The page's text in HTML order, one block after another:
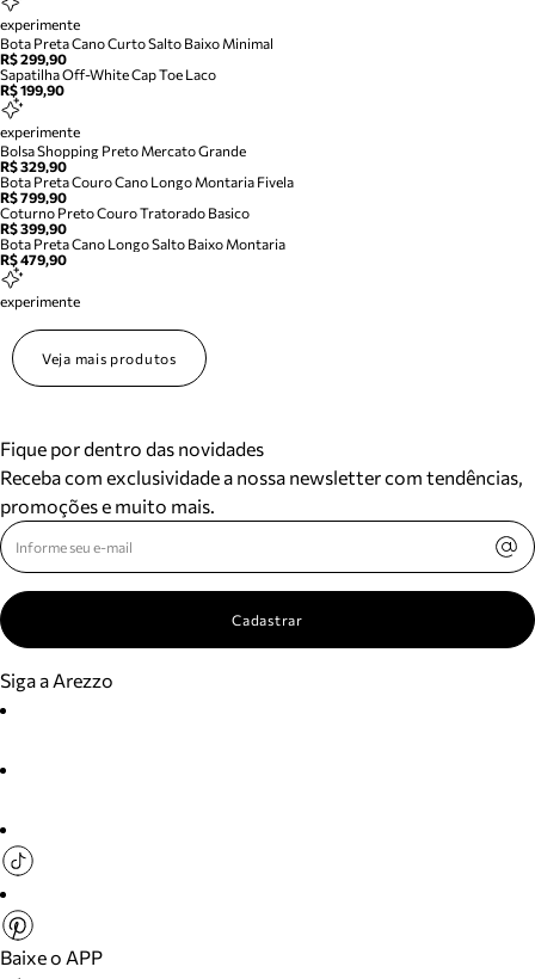
experimente
Bota Preta Cano Curto Salto Baixo Minimal
R$ 299,90
Sapatilha Off-White Cap Toe Laco
R$ 199,90
experimente
Bolsa Shopping Preto Mercato Grande
R$ 329,90
Bota Preta Couro Cano Longo Montaria Fivela
R$ 799,90
Coturno Preto Couro Tratorado Basico
R$ 399,90
Bota Preta Cano Longo Salto Baixo Montaria
R$ 479,90
experimente
Veja mais produtos
Fique por dentro das novidades
Receba com exclusividade a nossa newsletter com tendências,
promoções e muito mais.
Cadastrar
Siga a Arezzo
Baixe o APP